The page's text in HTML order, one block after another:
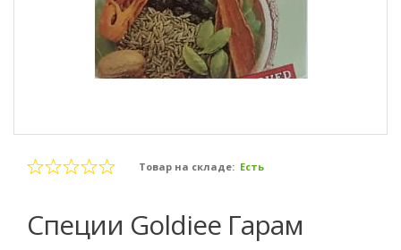
Товар на складе: Есть
Специи Goldiee Гарам